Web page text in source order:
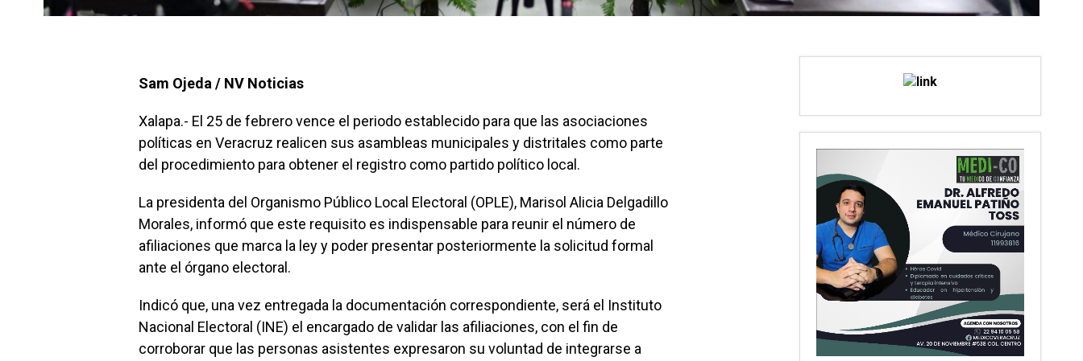
Sam Ojeda / NV Noticias
Xalapa.- El 25 de febrero vence el periodo establecido para que las asociaciones
políticas en Veracruz realicen sus asambleas municipales y distritales como parte
del procedimiento para obtener el registro como partido político local.
La presidenta del Organismo Público Local Electoral (OPLE), Marisol Alicia Delgadillo
Morales, informó que este requisito es indispensable para reunir el número de
afiliaciones que marca la ley y poder presentar posteriormente la solicitud formal
ante el órgano electoral.
Indicó que, una vez entregada la documentación correspondiente, será el Instituto
Nacional Electoral (INE) el encargado de validar las afiliaciones, con el fin de
corroborar que las personas asistentes expresaron su voluntad de integrarse a